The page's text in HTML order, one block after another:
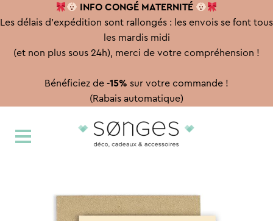
INFO CONGÉ MATERNITÉ
Les délais d'expédition sont rallongés : les envois se font tous
les mardis midi
(et non plus sous 24h), merci de votre compréhension !
Bénéficiez de -15% sur votre commande !
(Rabais automatique)
à
au